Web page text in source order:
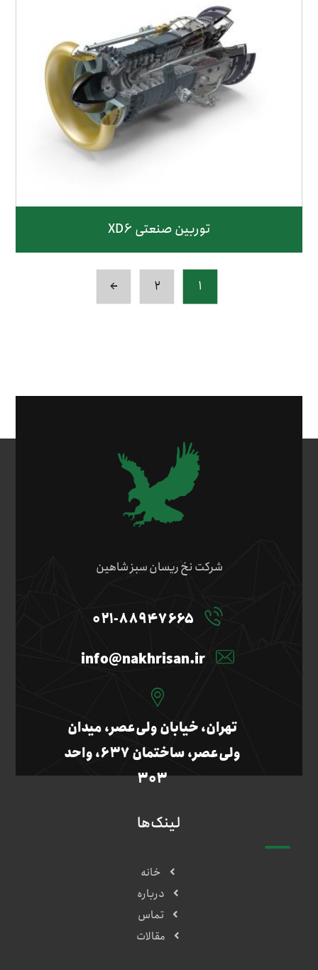
توربین صنعتی XD6
۱ ۲ ←
شرکت نخ ریسان سبز شاهین
۰۲۱-۸۸۹۴۷۶۶۵
info@nakhrisan.ir
تهران، خیابان ولی‌عصر، میدان
ولی‌عصر، ساختمان ۶۳۷، واحد
۳۰۳
لینک‌ها
خانه
درباره
تماس
مقالات